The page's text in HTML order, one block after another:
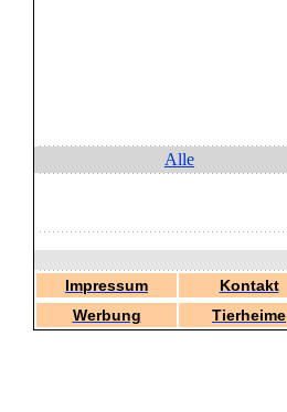
Alle
Impressum Kontakt
Werbung
Tierheime